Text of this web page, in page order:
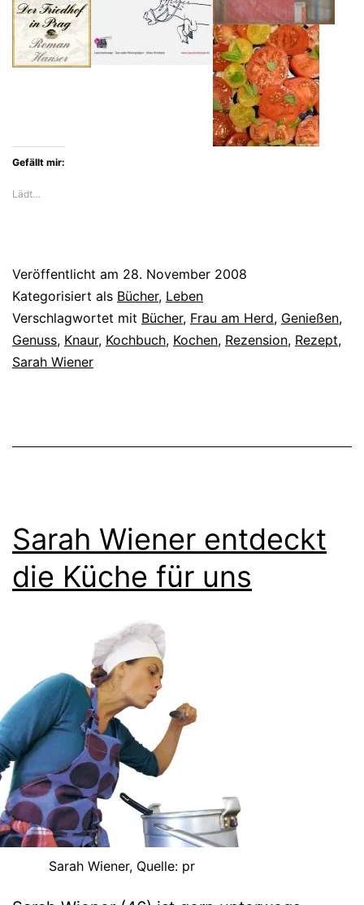
Gefällt mir:
Lädt…
Veröffentlicht am 28. November 2008
Kategorisiert als Bücher, Leben
Verschlagwortet mit Bücher, Frau am Herd, Genießen,
Genuss, Knaur, Kochbuch, Kochen, Rezension, Rezept,
Sarah Wiener
Sarah Wiener entdeckt
die Küche für uns
Sarah Wiener, Quelle: pr